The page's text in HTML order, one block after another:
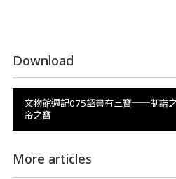
Download
文物館週記075詔書有三寶──制誥
帝之寶
More articles